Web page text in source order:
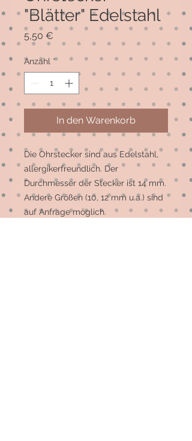
"Blätter" Edelstahl
5,50 €
Anzahl *
In den Warenkorb
Die Ohrstecker sind aus Edelstahl,
allergikerfreundlich. Der
Durchmesser der Stecker ist 14 mm.
Andere Größen (10, 12 mm u.a.) sind
auf Anfrage möglich.